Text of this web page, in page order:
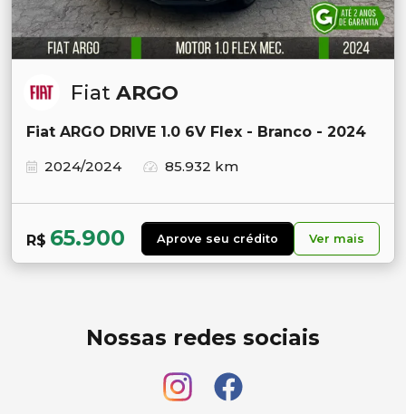
Fiat ARGO
Fiat ARGO DRIVE 1.0 6V Flex - Branco - 2024
2024/2024
85.932 km
R$ 65.900 Aprove seu crédito Ver mais
Nossas redes sociais